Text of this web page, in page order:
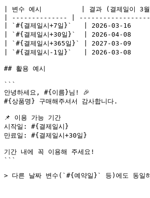
| 변수 예시          | 결과 (결제일이 3월
| -------------- |
| `#{결제일시+7일}`   | 2026-03-16
| `#{결제일시+30일}`  | 2026-04-08
| `#{결제일시+365일}` | 2027-03-09
| `#{결제일시-1일}`   | 2026-03-08
## 활용 예시
```
안녕하세요, #{이름}님! 🎉
#{상품명} 구매해주셔서 감사합니다.
📌 이용 가능 기간
시작일: #{결제일시}
만료일: #{결제일시+30일}
기간 내에 꼭 이용해 주세요!
```